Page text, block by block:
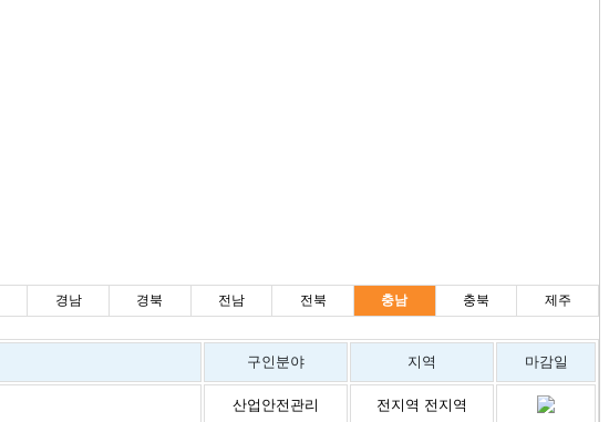
경남 경북 전남 전북 충남 충북 제주
구인분야 지역 마감일
산업안전관리 전지역 전지역